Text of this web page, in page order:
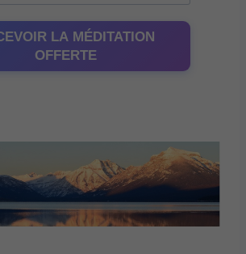
LA MÉDITATION
OFFERTE